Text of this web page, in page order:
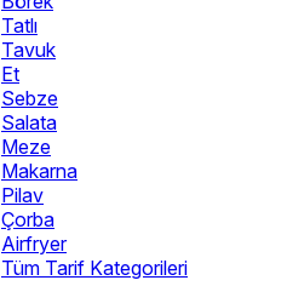
Tatlı
Tavuk
Et
Sebze
Salata
Meze
Makarna
Pilav
Çorba
Airfryer
Tüm Tarif Kategorileri